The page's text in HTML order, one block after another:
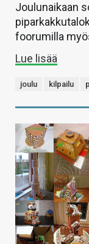
Joulunaikaan
foorumilla
Lue lisää
joulu kilpailu